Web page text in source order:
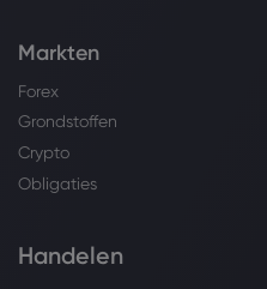
Markten
Forex
Grondstoffen
Crypto
Obligaties
Handelen